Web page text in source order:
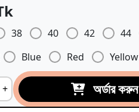
38 40 42 44
Blue Red Yellow
+ অর্ডার করুন